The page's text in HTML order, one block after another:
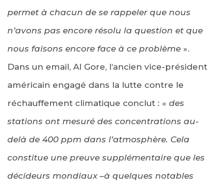
permet à chacun de se rappeler que nous
n’avons pas encore résolu la question et que
nous faisons encore face à ce problème ».
Dans un email, Al Gore, l’ancien vice-président
américain engagé dans la lutte contre le
réchauffement climatique conclut : « des
stations ont mesuré des concentrations au-
delà de 400 ppm dans l’atmosphère. Cela
constitue une preuve supplémentaire que les
décideurs mondiaux –à quelques notables